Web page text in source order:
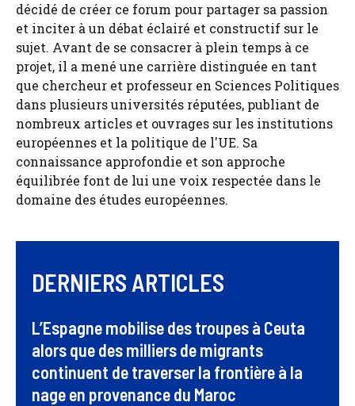
décidé de créer ce forum pour partager sa passion
et inciter à un débat éclairé et constructif sur le
sujet. Avant de se consacrer à plein temps à ce
projet, il a mené une carrière distinguée en tant
que chercheur et professeur en Sciences Politiques
dans plusieurs universités réputées, publiant de
nombreux articles et ouvrages sur les institutions
européennes et la politique de l'UE. Sa
connaissance approfondie et son approche
équilibrée font de lui une voix respectée dans le
domaine des études européennes.
DERNIERS ARTICLES
L’Espagne mobilise des troupes à Ceuta
alors que des milliers de migrants
continuent de traverser la frontière à la
nage en provenance du Maroc